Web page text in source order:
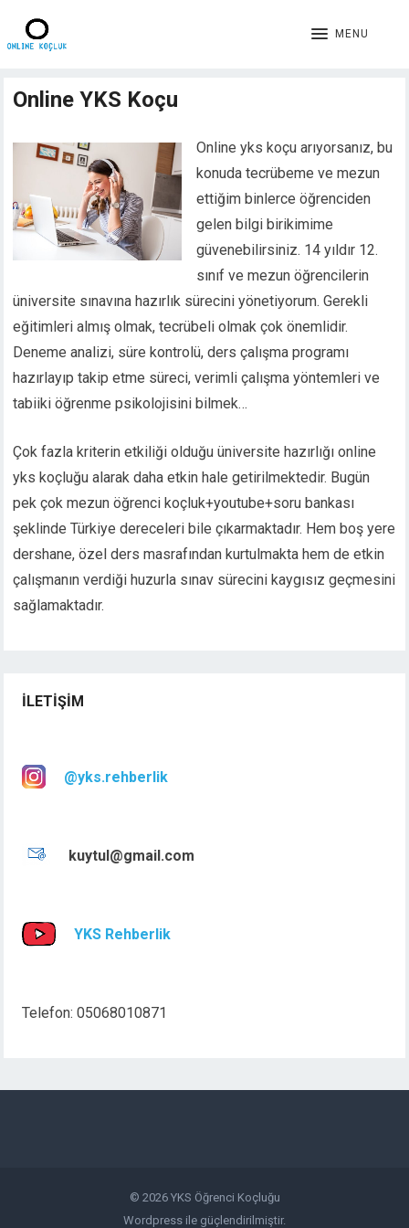
MENU
Online YKS Koçu
Online yks koçu arıyorsanız, bu
konuda tecrübeme ve mezun
ettiğim binlerce öğrenciden
gelen bilgi birikimime
güvenebilirsiniz. 14 yıldır 12.
sınıf ve mezun öğrencilerin
üniversite sınavına hazırlık sürecini yönetiyorum. Gerekli
eğitimleri almış olmak, tecrübeli olmak çok önemlidir.
Deneme analizi, süre kontrolü, ders çalışma programı
hazırlayıp takip etme süreci, verimli çalışma yöntemleri ve
tabiiki öğrenme psikolojisini bilmek…
Çok fazla kriterin etkiliği olduğu üniversite hazırlığı online
yks koçluğu alarak daha etkin hale getirilmektedir. Bugün
pek çok mezun öğrenci koçluk+youtube+soru bankası
şeklinde Türkiye dereceleri bile çıkarmaktadır. Hem boş yere
dershane, özel ders masrafından kurtulmakta hem de etkin
çalışmanın verdiği huzurla sınav sürecini kaygısız geçmesini
sağlamaktadır.
İLETIŞIM
@yks.rehberlik
kuytul@gmail.com
YKS Rehberlik
Telefon: 05068010871
© 2026 YKS Öğrenci Koçluğu
Wordpress ile güçlendirilmiştir.